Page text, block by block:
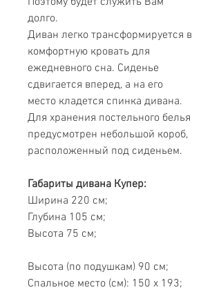
долго.
Диван легко трансформируется в
комфортную кровать для
ежедневного сна. Сиденье
сдвигается вперед, а на его
место кладется спинка дивана.
Для хранения постельного белья
предусмотрен небольшой короб,
расположенный под сиденьем.
Габариты дивана Купер:
Ширина 220 см;
Глубина 105 см;
Высота 75 см;
Высота (по подушкам) 90 см;
Спальное место (см): 150 х 193;